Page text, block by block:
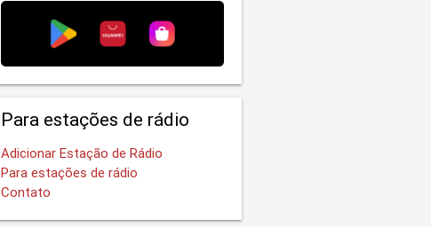
Para estações de rádio
Adicionar Estação de Rádio
Para estações de rádio
Contato